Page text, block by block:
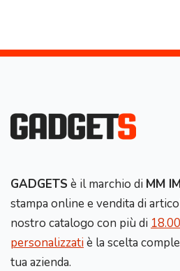
GADGETS è il marchio di MM
stampa online e vendita di
nostro catalogo con più di
personalizzatiè la scelta
tua azienda.